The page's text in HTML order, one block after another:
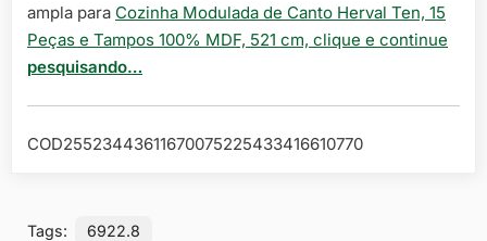
ampla para Cozinha Modulada de Canto Herval Ten, 15
Peças e Tampos 100% MDF, 521 cm, clique e continue
pesquisando…
COD25523443611670075225433416610770
Tags: 6922.8